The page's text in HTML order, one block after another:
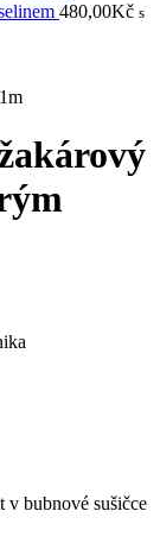
480,00Kč s